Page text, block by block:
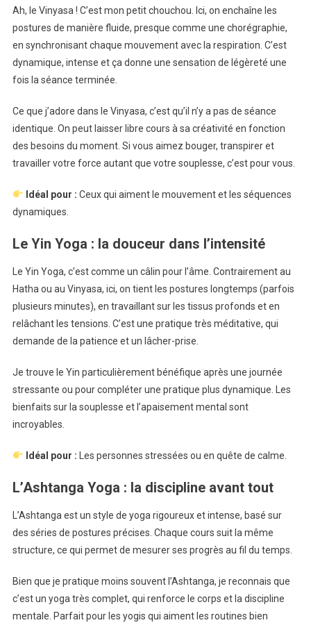
Ah, le Vinyasa ! C’est mon petit chouchou. Ici, on enchaîne les
postures de manière fluide, presque comme une chorégraphie,
en synchronisant chaque mouvement avec la respiration. C’est
dynamique, intense et ça donne une sensation de légèreté une
fois la séance terminée.
Ce que j’adore dans le Vinyasa, c’est qu’il n’y a pas de séance
identique. On peut laisser libre cours à sa créativité en fonction
des besoins du moment. Si vous aimez bouger, transpirer et
travailler votre force autant que votre souplesse, c’est pour vous.
Idéal pour : Ceux qui aiment le mouvement et les séquences
dynamiques.
Le Yin Yoga : la douceur dans l’intensité
Le Yin Yoga, c’est comme un câlin pour l’âme. Contrairement au
Hatha ou au Vinyasa, ici, on tient les postures longtemps (parfois
plusieurs minutes), en travaillant sur les tissus profonds et en
relâchant les tensions. C’est une pratique très méditative, qui
demande de la patience et un lâcher-prise.
Je trouve le Yin particulièrement bénéfique après une journée
stressante ou pour compléter une pratique plus dynamique. Les
bienfaits sur la souplesse et l’apaisement mental sont
incroyables.
Idéal pour : Les personnes stressées ou en quête de calme.
L’Ashtanga Yoga : la discipline avant tout
L’Ashtanga est un style de yoga rigoureux et intense, basé sur
des séries de postures précises. Chaque cours suit la même
structure, ce qui permet de mesurer ses progrès au fil du temps.
Bien que je pratique moins souvent l’Ashtanga, je reconnais que
c’est un yoga très complet, qui renforce le corps et la discipline
mentale. Parfait pour les yogis qui aiment les routines bien